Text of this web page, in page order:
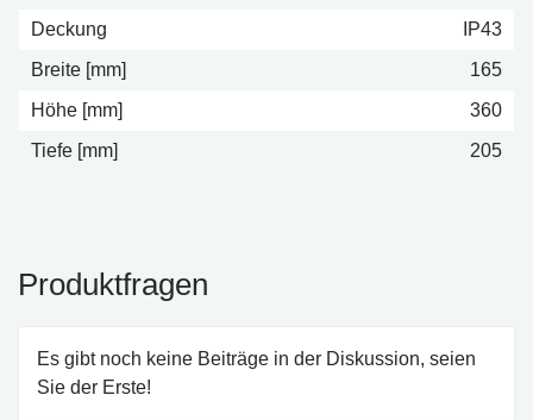
Deckung
IP43
Breite [mm]
165
Höhe [mm]
360
Tiefe [mm]
205
Produktfragen
Es gibt noch keine Beiträge in der Diskussion, seien
Sie der Erste!